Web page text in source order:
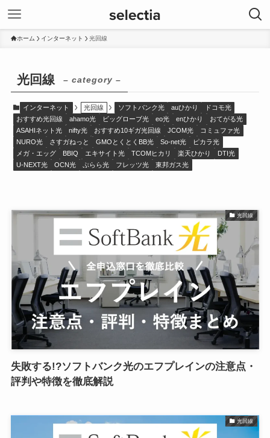
ホーム インターネット 光回線
光回線 – category –
インターネット 光回線 ソフトバンク光 auひかり
ドコモ光
おすすめ光回線
ahamo光 ビッグローブ光 eo光 enひかり
おてがる光
ASAHIネット光
nifty光 おすすめ10ギガ光回線 JCOM光
コミュファ光
NURO光
さすガねっと GMOとくとくBB光 So-net光
ピカラ光
メガ・エッグ
BBIQ エキサイト光 TCOMヒカリ 楽天ひかり
DTI光
U-NEXT光
OCN光 ぷらら光 フレッツ光 東邦ガス光
光回線
失敗する!?ソフトバンク光のエフプレインの注意点・
評判や特徴を徹底解説
光回線